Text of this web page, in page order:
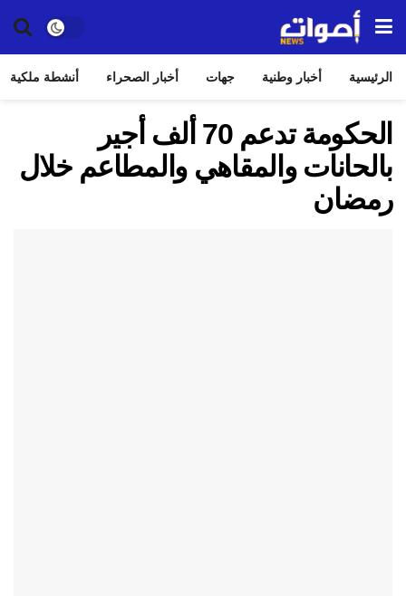
الرئيسية أخبار وطنية جهات أخبار الصحراء أنشطة ملكية
الحكومة تدعم 70 ألف أجير
بالحانات والمقاهي والمطاعم خلال
رمضان